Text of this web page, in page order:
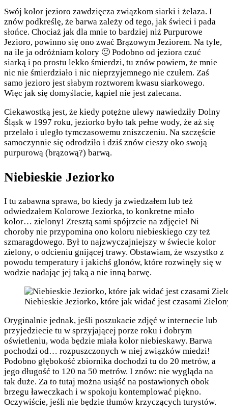
Swój kolor jezioro zawdzięcza związkom siarki i żelaza. I
znów podkreślę, że barwa zależy od tego, jak świeci i pada
słońce. Chociaż jak dla mnie to bardziej niż Purpurowe
Jezioro, powinno się ono zwać Brązowym Jeziorem. Na tyle,
na ile ja odróżniam kolory 🙂 Podobno od jeziora czuć
siarką i po prostu lekko śmierdzi, tu znów powiem, że mnie
nic nie śmierdziało i nic nieprzyjemnego nie czułem. Zaś
samo jezioro jest słabym roztworem kwasu siarkowego.
Więc jak się domyślacie, kąpiel nie jest zalecana.
Ciekawostką jest, że kiedy potężne ulewy nawiedziły Dolny
Śląsk w 1997 roku, jeziorko było tak pełne wody, że aż się
przelało i uległo tymczasowemu zniszczeniu. Na szczęście
samoczynnie się odrodziło i dziś znów cieszy oko swoją
purpurową (brązową?) barwą.
Niebieskie Jeziorko
I tu zabawna sprawa, bo kiedy ja zwiedzałem lub też
odwiedzałem Kolorowe Jeziorka, to konkretne miało
kolor… zielony! Zresztą sami spójrzcie na zdjęcie! Ni
choroby nie przypomina ono koloru niebieskiego czy też
szmaragdowego. Był to najzwyczajniejszy w świecie kolor
zielony, o odcieniu gnijącej trawy. Obstawiam, że wszystko z
powodu temperatury i jakichś glonów, które rozwinęły się w
wodzie nadając jej taką a nie inną barwę.
Niebieskie Jeziorko, które jak widać jest czasami
Oryginalnie jednak, jeśli poszukacie zdjęć w internecie lub
przyjedziecie tu w sprzyjającej porze roku i dobrym
oświetleniu, woda będzie miała kolor niebieskawy. Barwa
pochodzi od… rozpuszczonych w niej związków miedzi!
Podobno głębokość zbiornika dochodzi tu do 20 metrów, a
jego długość to 120 na 50 metrów. I znów: nie wygląda na
tak duże. Za to tutaj można usiąść na postawionych obok
brzegu ławeczkach i w spokoju kontemplować piękno.
Oczywiście, jeśli nie będzie tłumów krzyczących turystów.